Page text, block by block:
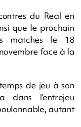
du Real en
que le prochain
matches le 18
face à la
de jeu à son
dans l'entrejeu
autant